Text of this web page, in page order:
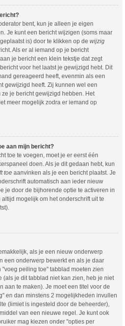
bent, kun je alleen je eigen
Je kunt een bericht wijzigen (soms maar
is) door te klikken op de wijzig
Als er al iemand op je bericht
je bericht een klein tekstje dat zegt
voor het laatst je gewijzigd hebt. Dit
gereageerd heeft, evenmin als een
gewijzigd heeft. Zij kunnen wel een
je bericht gewijzigd hebben. Het
meer mogelijk zodra er iemand op
aan mijn bericht?
toe te voegen, moet je er eerst één
doen. Als je dit gedaan hebt, kun
toe aanvinken als je een bericht plaatst. Je
automatisch aan ieder nieuw
je door de bijhorende optie te activeren in
mogelijk om het onderschrift uit te
als je een nieuw onderwerp
een onderwerp bewerkt en als je daar
peiling toe" tabblad moeten zien
je dit tabblad niet kan zien, heb je niet
aan te maken). Je moet een titel voor de
en dan minstens 2 mogelijkheden invullen
(limiet is ingesteld door de beheerder),
van een nieuwe regel. Je kunt ook
mag kiezen onder "opties per